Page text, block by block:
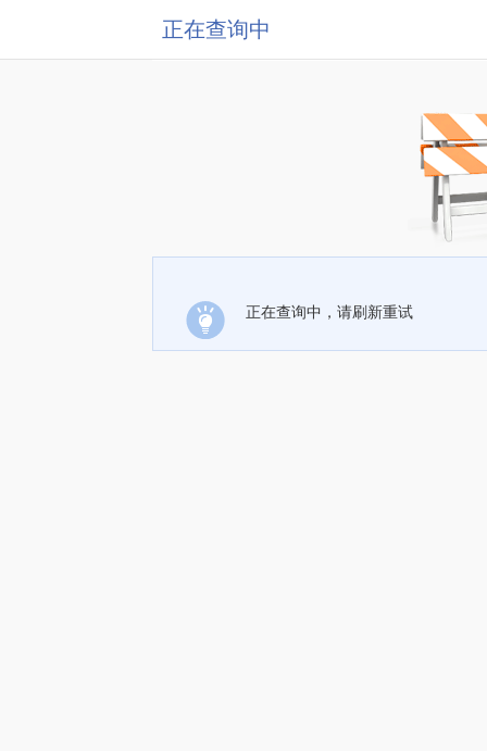
正在查询中
正在查询中，请刷新重试